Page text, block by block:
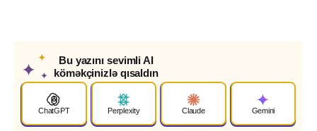
✦
✦
✦
Bu yazını sevimli AI
köməkçinizlə qısaldın
ChatGPT Perplexity Claude Gemini